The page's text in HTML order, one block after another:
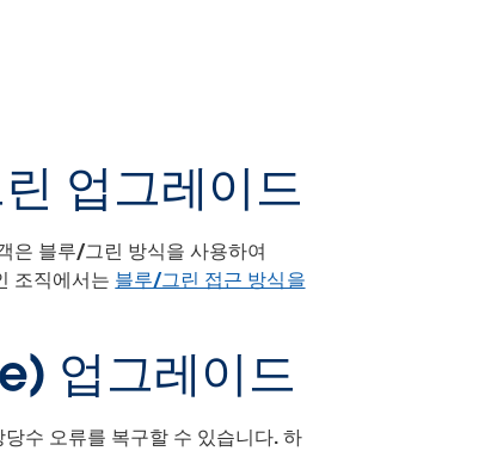
업그레이드
은 블루/그린 방식을 사용하여
조직에서는 블루/그린 접근 방식을
업그레이드
수 오류를 복구할 수 있습니다. 하